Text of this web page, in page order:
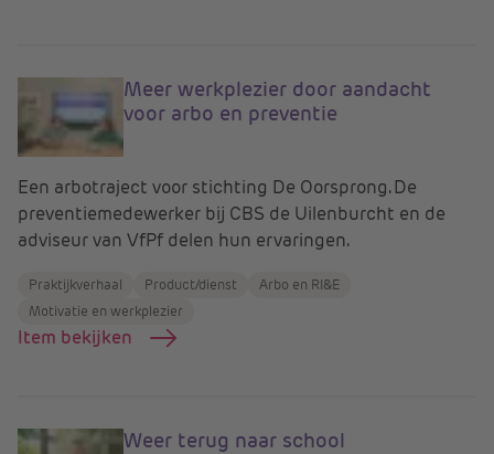
Meer werkplezier door aandacht
voor arbo en preventie
Een arbotraject voor stichting De Oorsprong. De
preventiemedewerker bij CBS de Uilenburcht en de
adviseur van VfPf delen hun ervaringen.
Praktijkverhaal Product/dienst
Arbo en RI&E
Motivatie en werkplezier
Item bekijken
Weer terug naar school